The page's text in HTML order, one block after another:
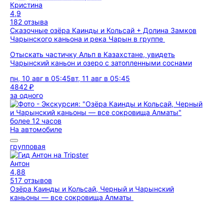
Кристина
4,9
182 отзыва
Сказочные озёра Каинды и Кольсай + Долина Замков
Чарынского каньона и река Чарын в группе
Отыскать частичку Альп в Казахстане, увидеть
Чарынский каньон и озеро с затопленными соснами
пн, 10 авг в 05:45вт, 11 авг в 05:45
4842 ₽
за одного
более 12 часов
На автомобиле
групповая
Антон
4,88
517 отзывов
Озёра Каинды и Кольсай, Черный и Чарынский
каньоны — все сокровища Алматы